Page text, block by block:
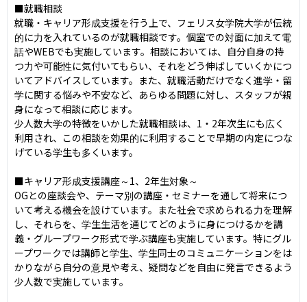
■就職相談
就職・キャリア形成支援を行う上で、フェリス女学院大学が伝統
的に力を入れているのが就職相談です。個室での対面に加えて電
話やWEBでも実施しています。相談においては、自分自身の持
つ力や可能性に気付いてもらい、それをどう伸ばしていくかにつ
いてアドバイスしています。また、就職活動だけでなく進学・留
学に関する悩みや不安など、あらゆる問題に対し、スタッフが親
身になって相談に応じます。
少人数大学の特徴をいかした就職相談は、1・2年次生にも広く
利用され、この相談を効果的に利用することで早期の内定につな
げている学生も多くいます。
■キャリア形成支援講座～1、2年生対象～
OGとの座談会や、テーマ別の講座・セミナーを通して将来につ
いて考える機会を設けています。また社会で求められる力を理解
し、それらを、学生生活を通じてどのように身につけるかを講
義・グループワーク形式で学ぶ講座も実施しています。特にグル
ープワークでは講師と学生、学生同士のコミュニケーションをは
かりながら自分の意見や考え、疑問などを自由に発言できるよう
少人数で実施しています。